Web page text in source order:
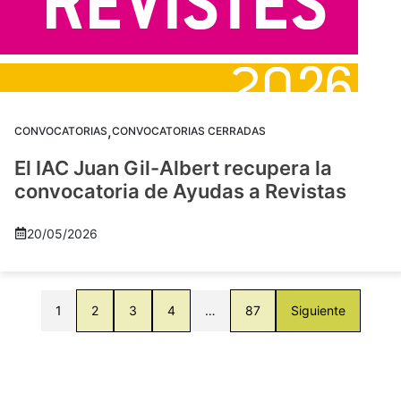
CONVOCATORIAS,CONVOCATORIAS CERRADAS
El IAC Juan Gil-Albert recupera la
convocatoria de Ayudas a Revistas
20/05/2026
1 2 3 4 … 87 Siguiente